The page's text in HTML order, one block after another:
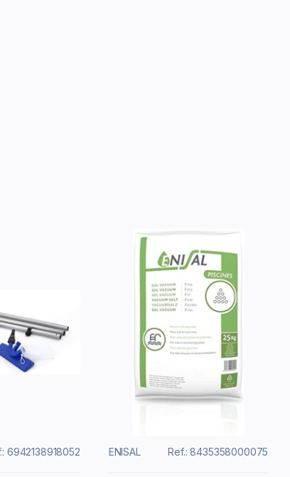
6942138918052 ENISAL Ref.: 8435358000075